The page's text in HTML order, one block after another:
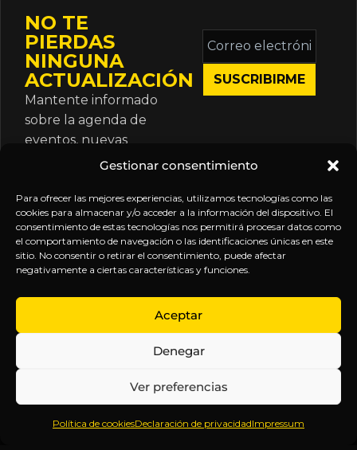
Gestionar consentimiento
Para ofrecer las mejores experiencias, utilizamos tecnologías como las
cookies para almacenar y/o acceder a la información del dispositivo. El
consentimiento de estas tecnologías nos permitirá procesar datos como
el comportamiento de navegación o las identificaciones únicas en este
sitio. No consentir o retirar el consentimiento, puede afectar
negativamente a ciertas características y funciones.
Aceptar
Denegar
Ver preferencias
Política de cookiesDeclaración de privacidadImpressum
NO TE
PIERDAS
NINGUNA
ACTUALIZACIÓN
Mantente informado
sobre la agenda de
eventos, nuevas
publicaciones y
suscripción.
Correo
electrónico
*
Inteligencia
Anticipándonos
EXPLORA
Inicio
Sobre
Contenido
Webinars
LEGAL
Política
de
Términos y
Aviso
SÍGUENOS